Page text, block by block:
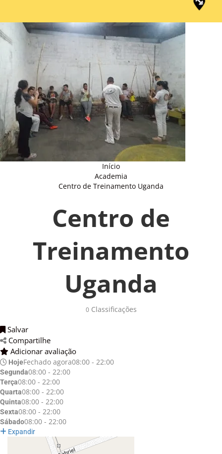
Início
Academia
Centro de Treinamento Uganda
Centro de
Treinamento
Uganda
0Classificações
Salvar
Compartilhe
Adicionar avaliação
HojeFechado agora08:00 - 22:00
Segunda08:00 - 22:00
Terça08:00 - 22:00
Quarta08:00 - 22:00
Quinta08:00 - 22:00
Sexta08:00 - 22:00
Sábado08:00 - 22:00
Expandir